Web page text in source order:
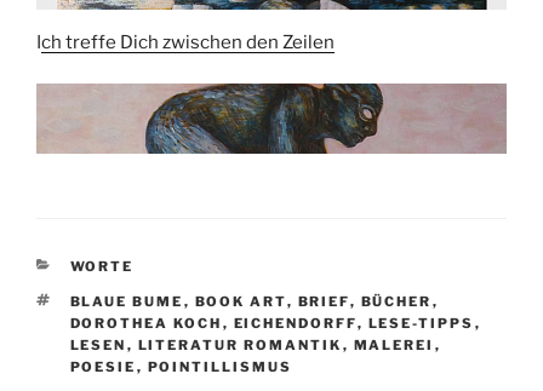
Ich treffe Dich zwischen den Zeilen
KATEGORIEN
WORTE
SCHLAGWÖRTER
BLAUE BUME , BOOK ART, BRIEF, BÜCHER ,
DOROTHEA KOCH , EICHENDORFF, LESE-TIPPS ,
LESEN , LITERATUR ROMANTIK , MALEREI ,
POESIE , POINTILLISMUS